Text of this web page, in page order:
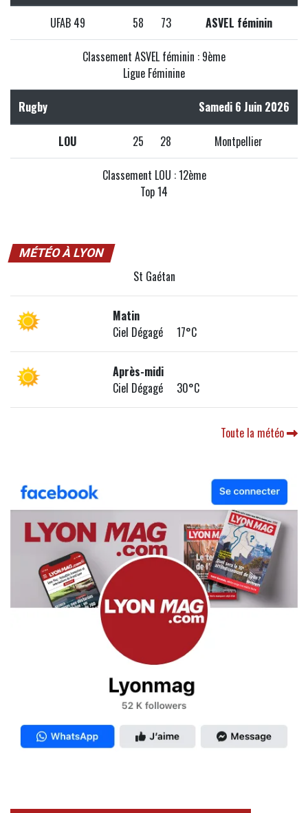
UFAB 49 58 73 ASVEL féminin
Classement ASVEL féminin : 9ème
Ligue Féminine
Rugby Samedi 6 Juin 2026
LOU 25 28 Montpellier
Classement LOU : 12ème
Top 14
MÉTÉO À LYON
St Gaétan
Matin
Ciel Dégagé 17°C
Après-midi
Ciel Dégagé 30°C
Toute la météo